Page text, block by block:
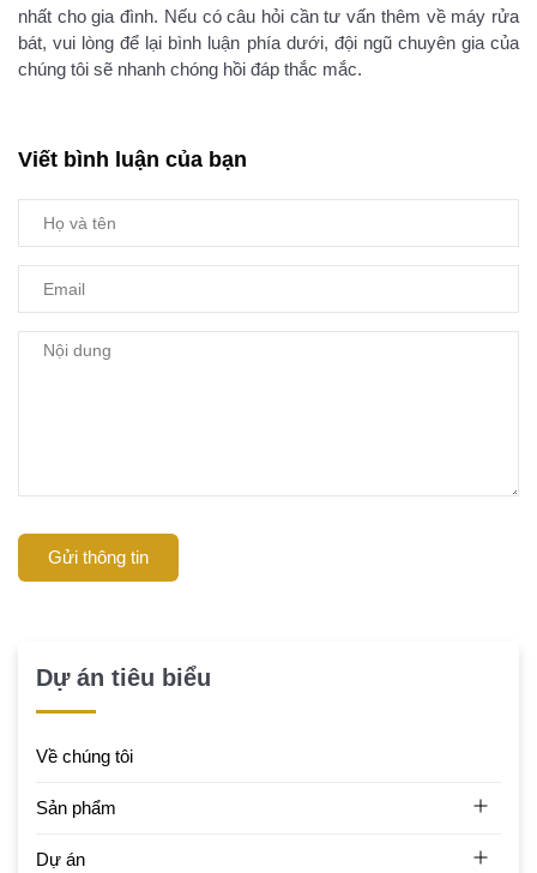
nhất cho gia đình. Nếu có câu hỏi cần tư vấn thêm về máy rửa
bát, vui lòng để lại bình luận phía dưới, đội ngũ chuyên gia của
chúng tôi sẽ nhanh chóng hồi đáp thắc mắc.
Viết bình luận của bạn
Gửi thông tin
Dự án tiêu biểu
Về chúng tôi
Sản phẩm
Dự án